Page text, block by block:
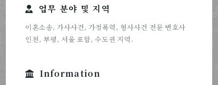
업무 분야 및 지역
이혼소송, 가사사건, 가정폭력, 형사사건 전문 변호사
인천, 부평, 서울 포함, 수도권 지역.
Information